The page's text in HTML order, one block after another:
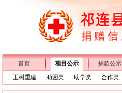
首页 项目公示 捐款公示
玉树重建
助困类 助学类 合作类